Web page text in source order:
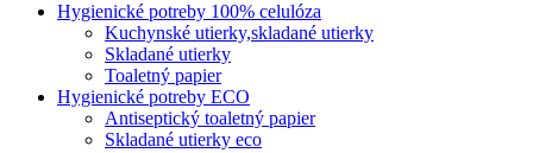
Hygienické potreby 100% celulóza
Kuchynské utierky,skladané utierky
Skladané utierky
Toaletný papier
Hygienické potreby ECO
Antiseptický toaletný papier
Skladané utierky eco